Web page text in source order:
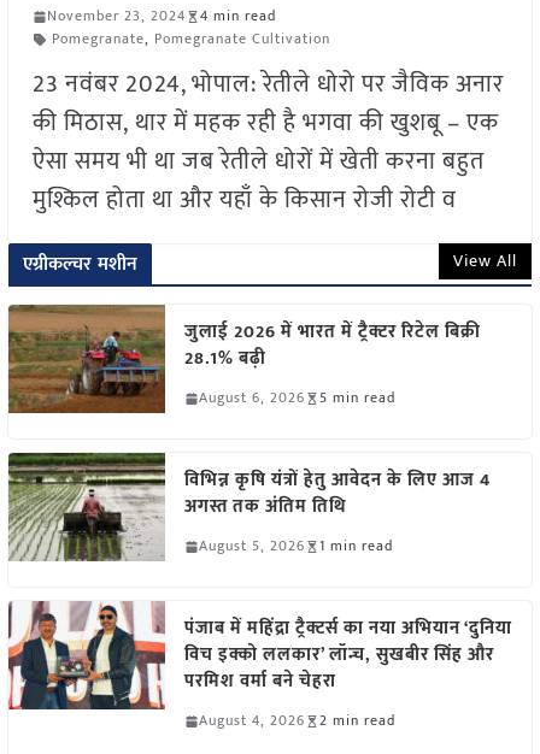
November 23, 2024
4 min read
Pomegranate, Pomegranate Cultivation
23 नवंबर 2024, भोपाल: रेतीले धोरो पर जैविक अनार
की मिठास, थार में महक रही है भगवा की खुशबू – एक
ऐसा समय भी था जब रेतीले धोरों में खेती करना बहुत
मुश्किल होता था और यहाँ के किसान रोजी रोटी व
एग्रीकल्चर मशीन View All
जुलाई 2026 में भारत में ट्रैक्टर रिटेल बिक्री
28.1% बढ़ी
August 6, 2026 5 min read
विभिन्न कृषि यंत्रों हेतु आवेदन के लिए आज 4
अगस्त तक अंतिम तिथि
August 5, 2026 1 min read
पंजाब में महिंद्रा ट्रैक्टर्स का नया अभियान ‘दुनिया
विच इक्को ललकार’ लॉन्च, सुखबीर सिंह और
परमिश वर्मा बने चेहरा
August 4, 2026 2 min read